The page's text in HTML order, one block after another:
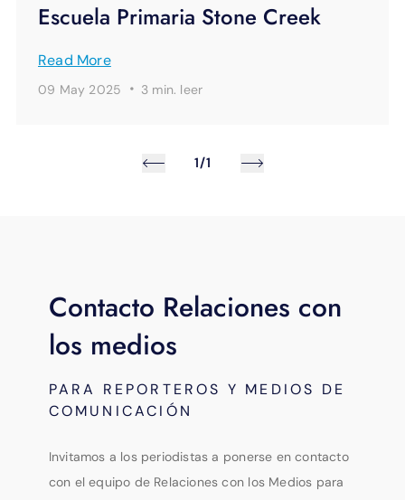
Escuela Primaria Stone Creek
Read More
09 May 2025 · 3 min. leer
1/1
Contacto Relaciones con
los medios
PARA REPORTEROS Y MEDIOS DE
COMUNICACIÓN
Invitamos a los periodistas a ponerse en contacto
con el equipo de Relaciones con los Medios para